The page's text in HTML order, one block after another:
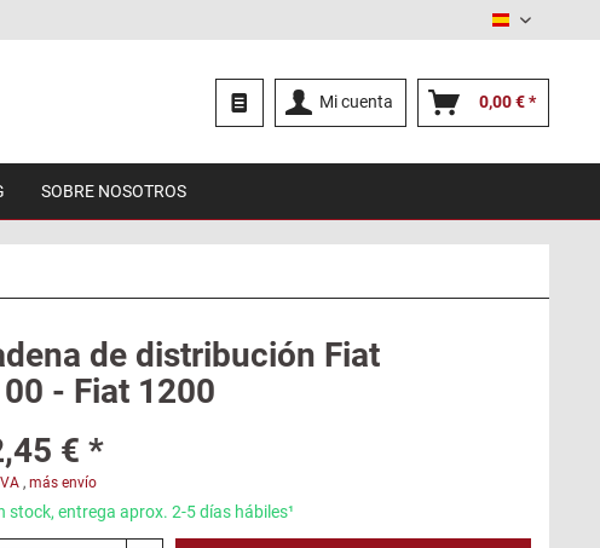
Español
Mi cuenta 0,00 € *
SOBRE NOSOTROS
de distribución Fiat
- Fiat 1200
€ *
, más envío
stock, entrega aprox. 2-5 días hábiles¹